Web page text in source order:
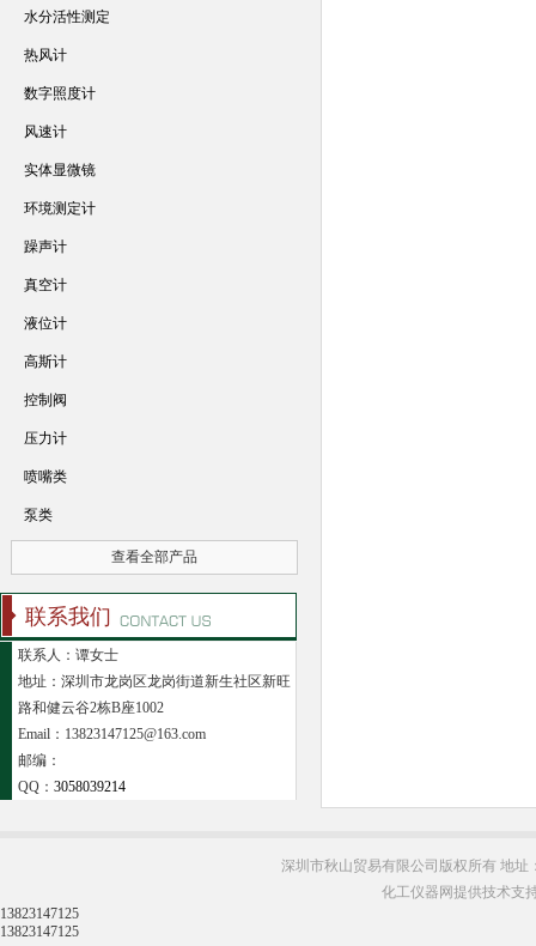
水分活性测定
热风计
数字照度计
风速计
实体显微镜
环境测定计
躁声计
真空计
液位计
高斯计
控制阀
压力计
喷嘴类
泵类
查看全部产品
联系我们
联系人：谭女士
地址：深圳市龙岗区龙岗街道新生社区新旺
路和健云谷2栋B座1002
Email：13823147125@163.com
邮编：
QQ： 3058039214
深圳市秋山贸易有限公司版权所有 地址
化工仪器网提供技术支
13823147125
13823147125